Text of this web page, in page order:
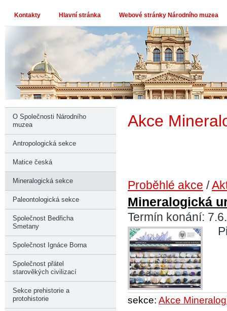
Kontakty Hlavní stránka Webové stránky Národního muzea
Akce
Proběhlé akce /
Mineralogická
Termín konání:
sekce: Akce
O Společnosti Národního
muzea
Antropologická sekce
Matice česká
Mineralogická sekce
Paleontologická sekce
Společnost Bedřicha
Smetany
Společnost Ignáce Borna
Společnost přátel
starověkých civilizací
Sekce prehistorie a
protohistorie